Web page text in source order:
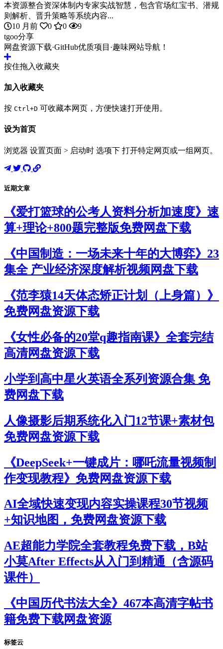
本资源整合资深体制内专家实战智慧，包含官场红宝书、潜规
则解析、晋升策略等系统内容...
10 月前
0 0
9
tgoo分享
网盘资源下载·GitHub优质项目·趣味网站导航！
按住拖入收藏夹
加入收藏夹
按 Ctrl+D 可收藏本网页，方便快速打开使用。
设为首页
浏览器 设置页面 > 启动时 选项下 打开特定网页或一组网页。
近期文章
《爱打篮球的公考人资料分析加速度》速
算+理论+800题完整版免费网盘下载
《中国制造：一场未来十年的大博弈》23
集全 产业经济深度解析视频网盘下载
《范李猿14天体态矫正计划（上身篇）》
免费网盘资源下载
《女性必备的20堂q趣指南课》全套完结
高清网盘资源下载
小学到高中星火英语全系列资源合集 免
费网盘下载
人像摄影后期系统化入门12节课+素材包
免费网盘资源下载
《DeepSeek+一键成片：哪吒流量视频制
作变现教程》免费网盘资源下载
AI全域快速变现内容实操课程30节视频
+知识地图，免费网盘资源下载
AE超能力学院全套教程免费下载，B站
小莫After Effects从入门到精通（含源码
课件）
《中国历代书法大全》467本高清字帖书
籍免费下载网盘资源
标签云